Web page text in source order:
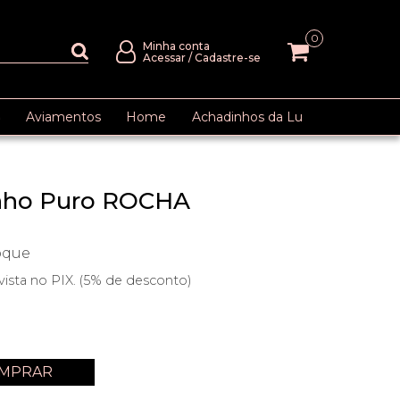
Minha conta
Acessar / Cadastre-se
0
Aviamentos Home Achadinhos da Lu
Puro ROCHA
no PIX. (5% de desconto)